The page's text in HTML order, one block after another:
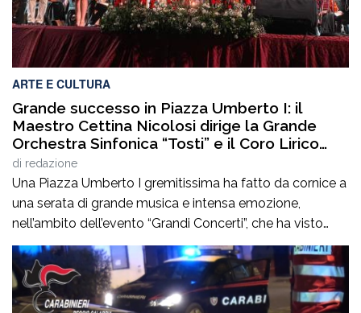
ARTE E CULTURA
Grande successo in Piazza Umberto I: il
Maestro Cettina Nicolosi dirige la Grande
Orchestra Sinfonica “Tosti” e il Coro Lirico
“Salecchi” Città di Chieti
di redazione
Una Piazza Umberto I gremitissima ha fatto da cornice a
una serata di grande musica e intensa emozione,
nell’ambito dell’evento “Grandi Concerti”, che ha visto
protagonista il Maestro Cettina Nicolosi, sul podio della
Grande Orchestra Sinfonica “Tosti” e del Coro Lirico
“Salecchi” Città di Chieti.Davanti a un pubblico numeroso
e partecipe, la musica ha conquistato […]